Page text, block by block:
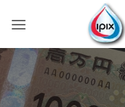
qua
dung